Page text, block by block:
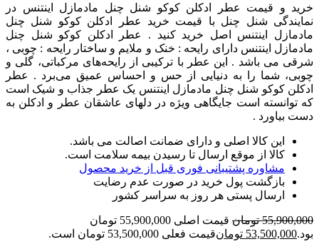
خرید و قیمت عطر ادکلن کوکو شنل چنل مادمازل اینتنس در
نمایندگی شنل چنل با قیمت خرید عطر ادکلن کوکو شنل چنل
مادمازل اینتنس اصل خرید کنید . عطر ادکلن کوکو شنل چنل
مادمازل اینتنس دارای رایحه : خنک و ملایم و ساختار رایحه : چوبی ،
شرقی می باشد . این عطر با ترکیبی از رایحه‌های مرکباتی، گلی و
چوبی، شما را به دنیایی از حس و احساس عمیق می‌برد . عطر
ادکلن کوکو شنل چنل مادمازل اینتنس یک عطر جذاب و شیک است
که توانسته است جایگاهی ویژه در دلهای عاشقان عطر و ادکلن به
دست بیاورد .
این کالا اصلی و دارای ضمانت اصالت می باشد.
کالا از موقع ارسال تا رسیدن بیمه سلامت است.
مشاوره پشتیبانی فوری قبل از خرید محصول
بازگشت پول خرید در صورت عدم رضایت
ارسال پستی هر روز به سراسر کشور
55,900,000 تومان
قیمت اصلی 55,900,000 تومان
بود.53,500,000 تومانقیمت فعلی 53,500,000 تومان است.